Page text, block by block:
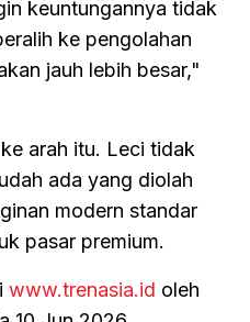
keuntungannya tidak
ke pengolahan
jauh lebih besar,"
arah itu. Leci tidak
ada yang diolah
modern standar
pasar premium.
www.trenasia.id oleh